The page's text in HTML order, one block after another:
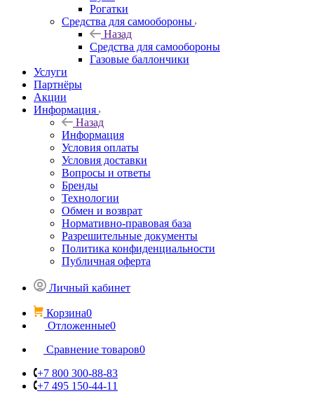
Рогатки
Средства для самообороны
Назад
Средства для самообороны
Газовые баллончики
Услуги
Партнёры
Акции
Информация
Назад
Информация
Условия оплаты
Условия доставки
Вопросы и ответы
Бренды
Технологии
Обмен и возврат
Нормативно-правовая база
Разрешительные документы
Политика конфиденциальности
Публичная оферта
Личный кабинет
Корзина0
Отложенные0
Сравнение товаров0
+7 800 300-88-83
+7 495 150-44-11